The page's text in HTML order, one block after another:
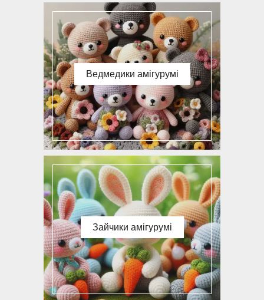
Ведмедики амігурумі
Зайчики амігурумі